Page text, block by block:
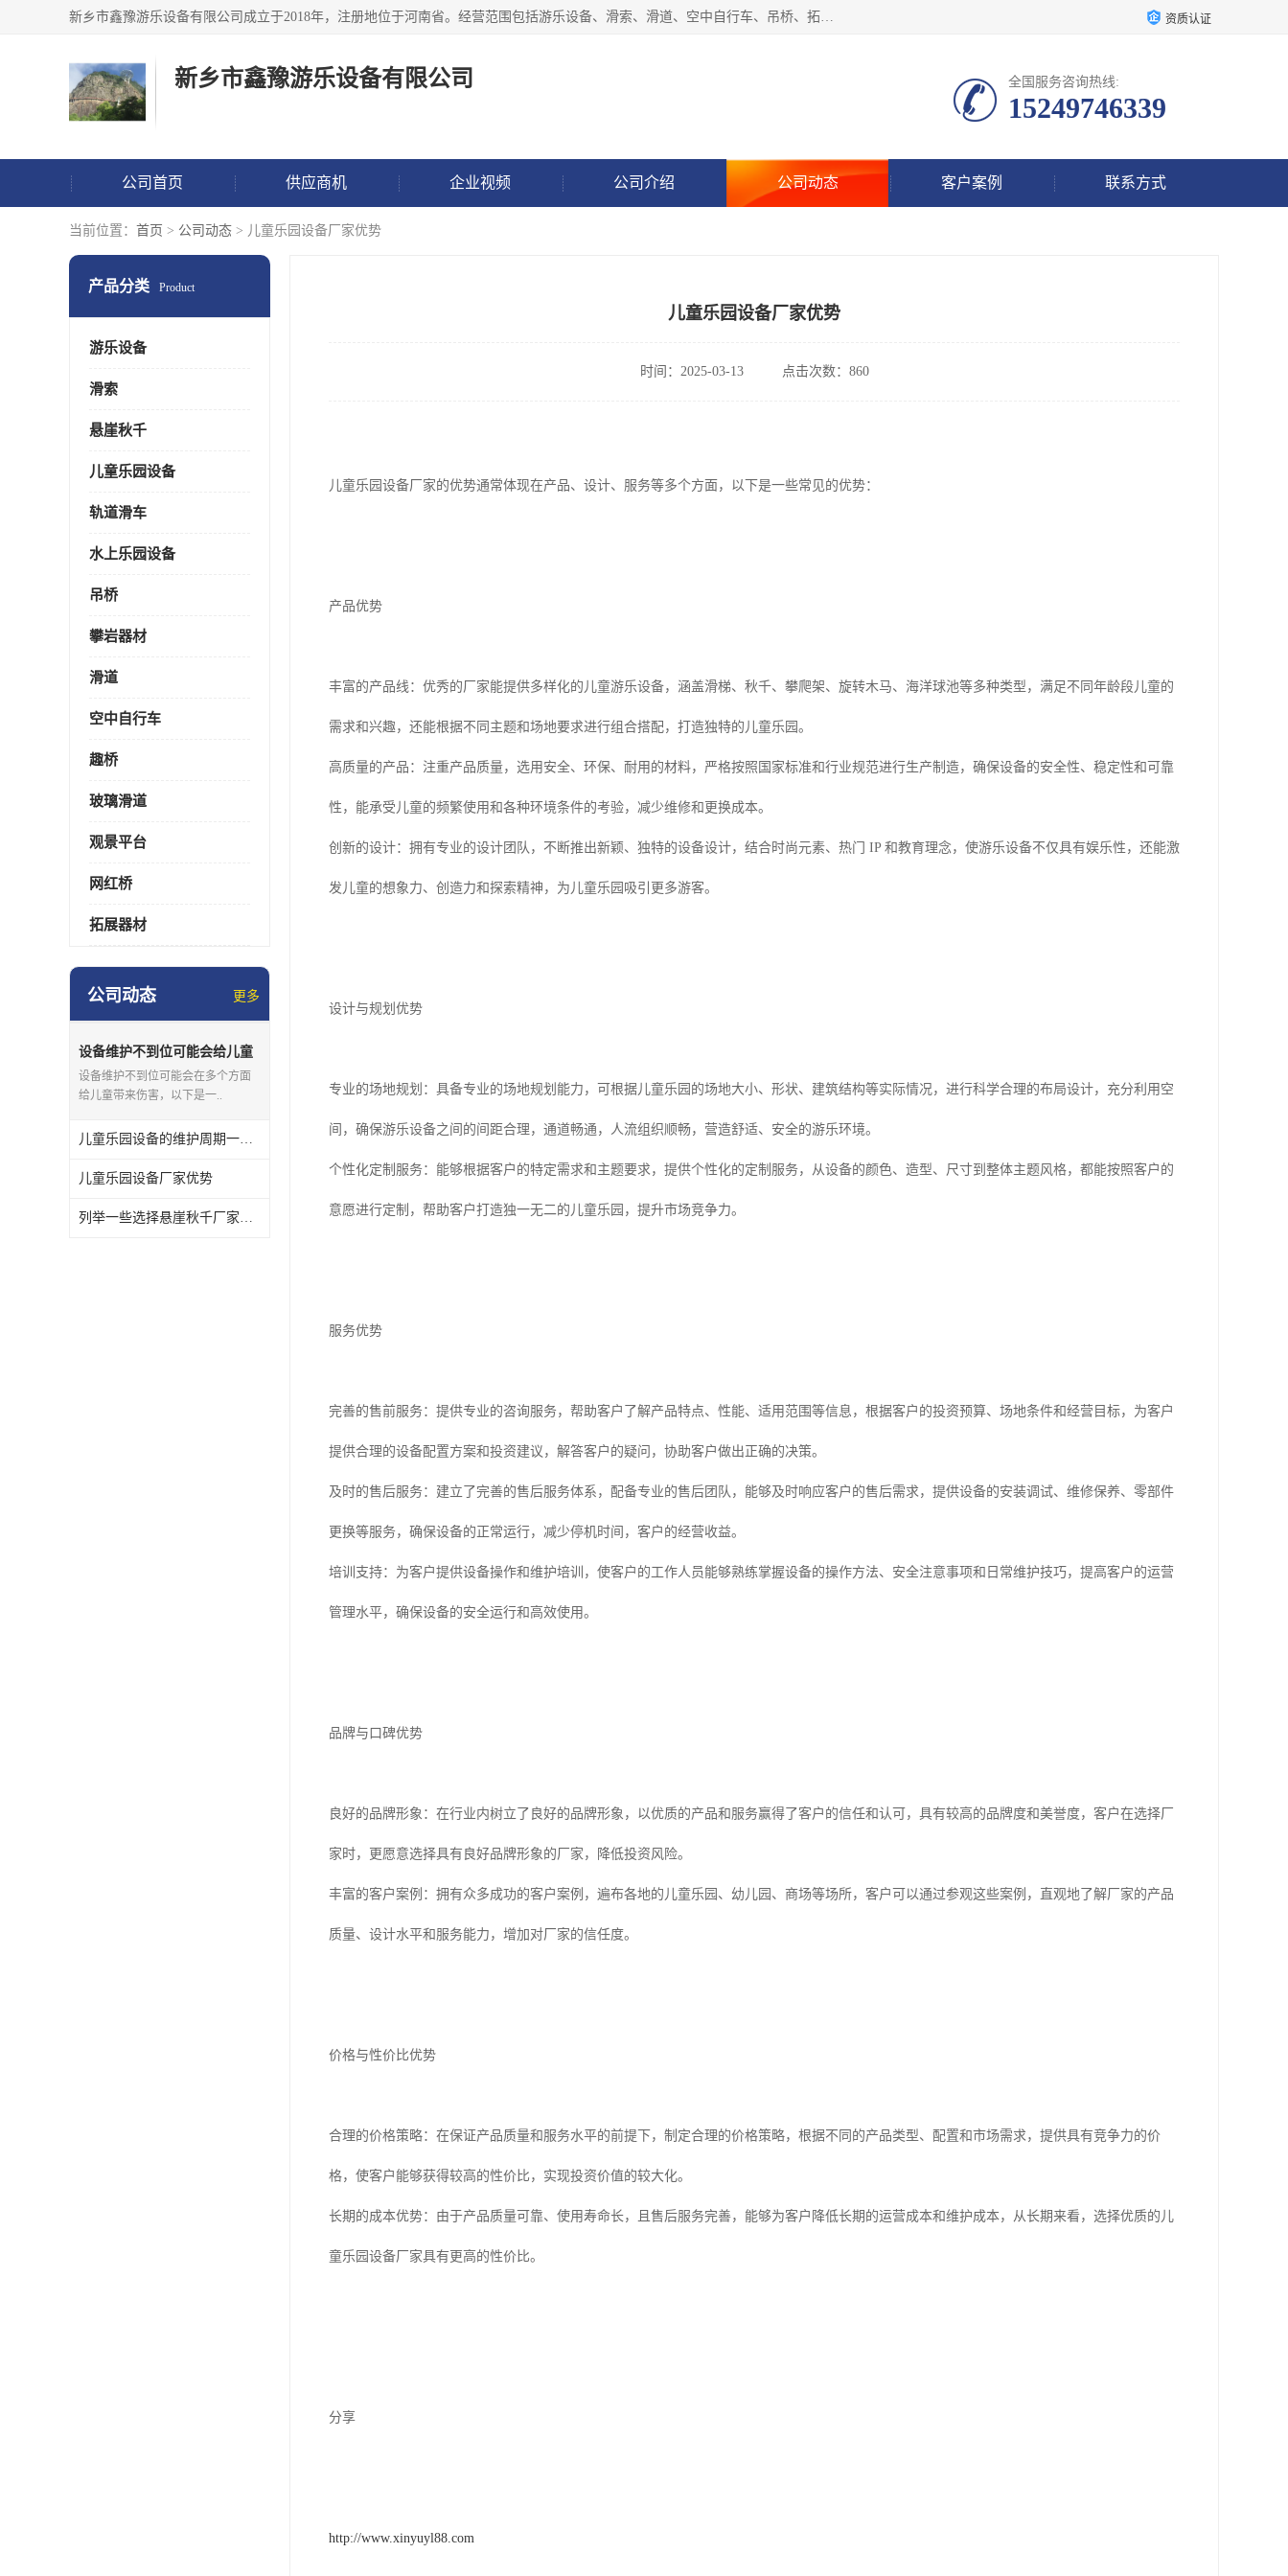
新乡市鑫豫游乐设备有限公司成立于2018年，注册地位于河南省。经营范围包括游乐设备、滑索、滑道、空中自行车、吊桥、拓展器材、攀岩器材、趣桥、悬崖秋千、网红桥、儿童乐园设备、水上乐园设备、丛林穿越设备、音乐呐喊设备、轨道滑车、栈道、玻璃滑道、观景平台、景观包装的设计、制造、销售、安装、维修，景区策划服务。 资质认证
新乡市鑫豫游乐设备有限公司 全国服务咨询热线:
15249746339
公司首页 供应商机 企业视频 公司介绍 公司动态 客户案例 联系方式
当前位置： 首页 > 公司动态 > 儿童乐园设备厂家优势
产品分类 Product
游乐设备
滑索
悬崖秋千
儿童乐园设备
轨道滑车
水上乐园设备
吊桥
攀岩器材
滑道
空中自行车
趣桥
玻璃滑道
观景平台
网红桥
拓展器材
公司动态 更多
设备维护不到位可能会给儿童
带来哪些伤害？
设备维护不到位可能会在多个方面
给儿童带来伤害，以下是一..
儿童乐园设备的维护周期一般是多久？
儿童乐园设备厂家优势
列举一些选择悬崖秋千厂家时需要考虑的因素
儿童乐园设备厂家优势
时间：2025-03-13 点击次数：860
儿童乐园设备厂家的优势通常体现在产品、设计、服务等多个方面，以下是一些常见的优势：
产品优势
丰富的产品线：优秀的厂家能提供多样化的儿童游乐设备，涵盖滑梯、秋千、攀爬架、旋转木马、海洋球池等多种类型，满足不同年龄段儿童的
需求和兴趣，还能根据不同主题和场地要求进行组合搭配，打造独特的儿童乐园。
高质量的产品：注重产品质量，选用安全、环保、耐用的材料，严格按照国家标准和行业规范进行生产制造，确保设备的安全性、稳定性和可靠
性，能承受儿童的频繁使用和各种环境条件的考验，减少维修和更换成本。
创新的设计：拥有专业的设计团队，不断推出新颖、独特的设备设计，结合时尚元素、热门 IP 和教育理念，使游乐设备不仅具有娱乐性，还能激
发儿童的想象力、创造力和探索精神，为儿童乐园吸引更多游客。
设计与规划优势
专业的场地规划：具备专业的场地规划能力，可根据儿童乐园的场地大小、形状、建筑结构等实际情况，进行科学合理的布局设计，充分利用空
间，确保游乐设备之间的间距合理，通道畅通，人流组织顺畅，营造舒适、安全的游乐环境。
个性化定制服务：能够根据客户的特定需求和主题要求，提供个性化的定制服务，从设备的颜色、造型、尺寸到整体主题风格，都能按照客户的
意愿进行定制，帮助客户打造独一无二的儿童乐园，提升市场竞争力。
服务优势
完善的售前服务：提供专业的咨询服务，帮助客户了解产品特点、性能、适用范围等信息，根据客户的投资预算、场地条件和经营目标，为客户
提供合理的设备配置方案和投资建议，解答客户的疑问，协助客户做出正确的决策。
及时的售后服务：建立了完善的售后服务体系，配备专业的售后团队，能够及时响应客户的售后需求，提供设备的安装调试、维修保养、零部件
更换等服务，确保设备的正常运行，减少停机时间，客户的经营收益。
培训支持：为客户提供设备操作和维护培训，使客户的工作人员能够熟练掌握设备的操作方法、安全注意事项和日常维护技巧，提高客户的运营
管理水平，确保设备的安全运行和高效使用。
品牌与口碑优势
良好的品牌形象：在行业内树立了良好的品牌形象，以优质的产品和服务赢得了客户的信任和认可，具有较高的品牌度和美誉度，客户在选择厂
家时，更愿意选择具有良好品牌形象的厂家，降低投资风险。
丰富的客户案例：拥有众多成功的客户案例，遍布各地的儿童乐园、幼儿园、商场等场所，客户可以通过参观这些案例，直观地了解厂家的产品
质量、设计水平和服务能力，增加对厂家的信任度。
价格与性价比优势
合理的价格策略：在保证产品质量和服务水平的前提下，制定合理的价格策略，根据不同的产品类型、配置和市场需求，提供具有竞争力的价
格，使客户能够获得较高的性价比，实现投资价值的较大化。
长期的成本优势：由于产品质量可靠、使用寿命长，且售后服务完善，能够为客户降低长期的运营成本和维护成本，从长期来看，选择优质的儿
童乐园设备厂家具有更高的性价比。
分享
http://www.xinyuyl88.com